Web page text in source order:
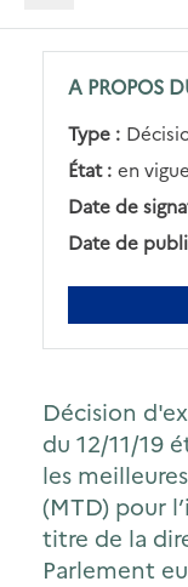
A PROPOS
Type :
État : en
Date de
Date de
Décision
du 12/11/19
les
(MTD) pour
titre de la
Parlement